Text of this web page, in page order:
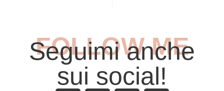
FOLLOW ME
Seguimi anche
sui social!